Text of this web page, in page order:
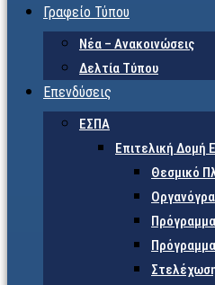
Γραφείο Τύπου
Νέα – Ανακοινώσεις
Δελτία Τύπου
Επενδύσεις
ΕΣΠΑ
Επιτελική Δομή
Θεσμικό